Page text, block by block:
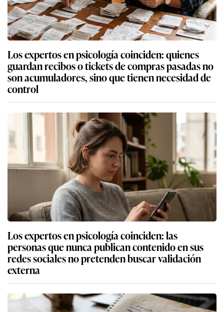
Los expertos en psicología coinciden: quienes
guardan recibos o tickets de compras pasadas no
son acumuladores, sino que tienen necesidad de
control
Los expertos en psicología coinciden: las
personas que nunca publican contenido en sus
redes sociales no pretenden buscar validación
externa